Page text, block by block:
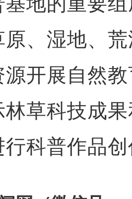
原、湿地、
源开展自然
林草科技成
行科普作品